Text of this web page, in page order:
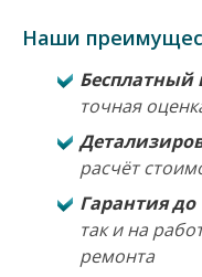
Наши
точная
расчёт
Гарантия до
так и на
ремонта